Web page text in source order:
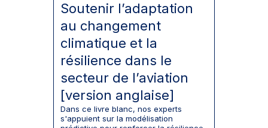
Soutenir l’adaptation
au changement
climatique et la
résilience dans le
secteur de l’aviation
[version anglaise]
Dans ce livre blanc, nos experts
s'appuient sur la modélisation